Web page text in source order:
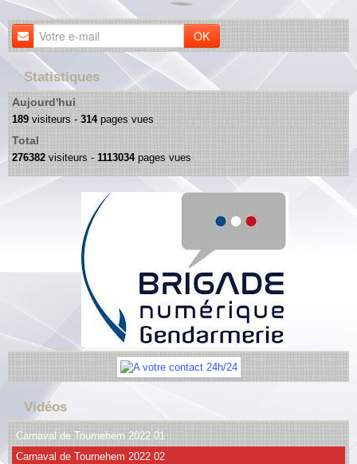
OK
Statistiques
Aujourd'hui
189 visiteurs - 314pages vues
Total
276382 visiteurs - 1113034pages vues
Vidéos
Carnaval de Tournehem 2022 01
Carnaval de Tournehem 2022 02